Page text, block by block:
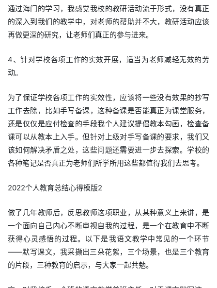
通过海门的学习，我感觉我校的教研活动流于形式，没有真正
的深入到我们的教学中，对老师的帮助并不大，教研活动应该
再做更深的研究，让老师们真正的参与进来。
4、针对学校各项工作的实效开展，适当为老师减轻无效的劳
动。
为了保证学校各项工作的实效性，应该将一些没有效果的抄写
工作去除，比如手写备课，这种备课是否能真正为课堂服务，
还是仅仅是应付检查的手段我个人建议提倡教本勾画，检查备
课可以从教本上入手。但针对上级对手写备课的要求，我们又
该如何解决矛盾之处，这些问题还需要进一步去探索。学校的
各种笔记是否真正为老师们所学所用这些都值得我们去思考。
2022个人教育总结心得模版2
做了几年教师后，反思教师这项职业，从某种意义上来讲，是
一个面向自己内心不断审视自我的过程，是一个在教育中不断
获得心灵感悟的过程。以下是我语文教学中常见的一个环节
——默写课文，我采撷出三朵花絮，三个场景，也是三个教育
的片段，三种教育的启示，与大家一起共勉。